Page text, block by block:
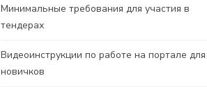
Минимальные требования для участия в
тендерах
Видеоинструкции по работе на портале для
новичков